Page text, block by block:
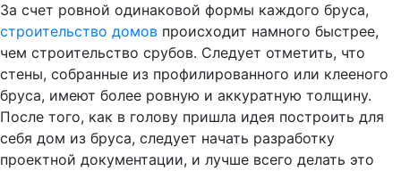
За счет ровной одинаковой формы каждого бруса,
строительство домов происходит намного быстрее,
чем строительство срубов. Следует отметить, что
стены, собранные из профилированного или клееного
бруса, имеют более ровную и аккуратную толщину.
После того, как в голову пришла идея построить для
себя дом из бруса, следует начать разработку
проектной документации, и лучше всего делать это